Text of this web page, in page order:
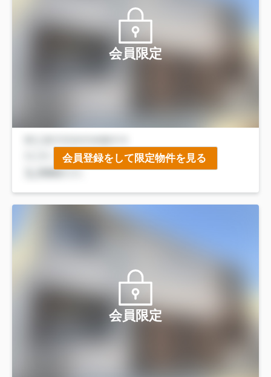
会員限定
会員登録をして限定物件を見る
会員限定